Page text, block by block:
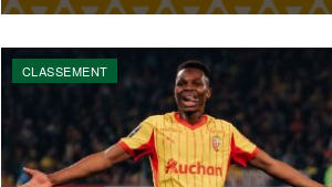
CLASSEMENT